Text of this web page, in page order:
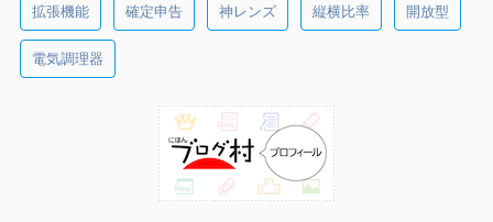
拡張機能 確定申告 神レンズ 縦横比率 開放型
電気調理器